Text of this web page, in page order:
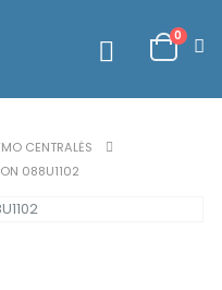
0
CENTRALĖS
088U1102